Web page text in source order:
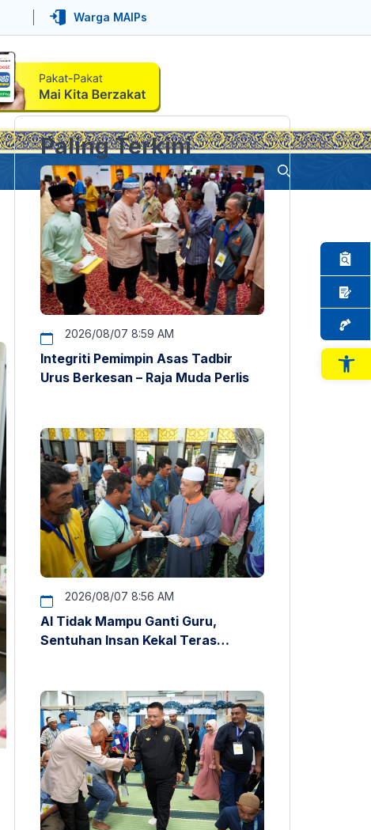
Warga MAIPs
Paling Terkini
2026/08/07 8:59 AM
Integriti Pemimpin Asas Tadbir
Urus Berkesan – Raja Muda Perlis
2026/08/07 8:56 AM
AI Tidak Mampu Ganti Guru,
Sentuhan Insan Kekal Teras